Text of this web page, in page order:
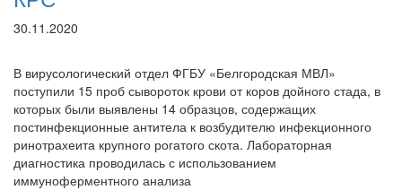
30.11.2020
В вирусологический отдел ФГБУ «Белгородская МВЛ»
поступили 15 проб сывороток крови от коров дойного стада, в
которых были выявлены 14 образцов, содержащих
постинфекционные антитела к возбудителю инфекционного
ринотрахеита крупного рогатого скота. Лабораторная
диагностика проводилась с использованием
иммуноферментного анализа